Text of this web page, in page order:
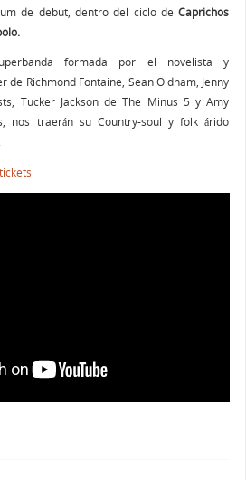
de debut, dentro del ciclo deCaprichos
formada por el novelista y
de Richmond Fontaine, Sean Oldham, Jenny
Tucker Jackson de The Minus 5 y Amy
nos traerán su Country-soul y folk árido